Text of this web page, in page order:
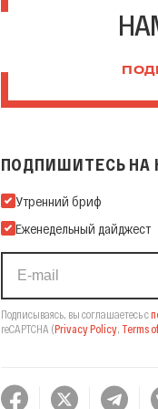
ПОДПИШИТЕСЬ НА
Подпишитесь на нашу
Утренний бриф
Еженедельный дайджест
Подписываясь, вы соглашаетесь с
reCAPTCHA (Privacy Policy, Terms